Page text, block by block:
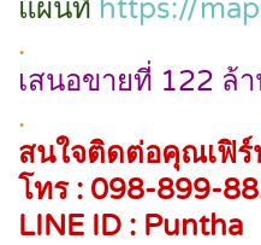
แผนที่ https://
.
เสนอขายที่ 122 ล้
.
สนใจติดต่อคุณเฟิร์
โทร : 098-899-
LINE ID : Puntha